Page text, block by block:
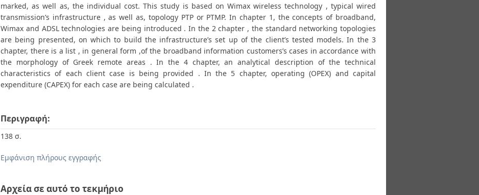
marked, as well as, the individual cost. This study is based on Wimax wireless technology , typical wired
transmission’s infrastructure , as well as, topology PTP or PTMP. In chapter 1, the concepts of broadband,
Wimax and ADSL technologies are being introduced . In the 2 chapter , the standard networking topologies
are being presented, on which to build the infrastructure’s set up of the client’s tested models. In the 3
chapter, there is a list , in general form ,of the broadband information customers’s cases in accordance with
the morphology of Greek remote areas . In the 4 chapter, an analytical description of the technical
characteristics of each client case is being provided . In the 5 chapter, operating (OPEX) and capital
expenditure (CAPEX) for each case are being calculated .
Περιγραφή:
138 σ.
Εμφάνιση πλήρους εγγραφής
Αρχεία σε αυτό το τεκμήριο